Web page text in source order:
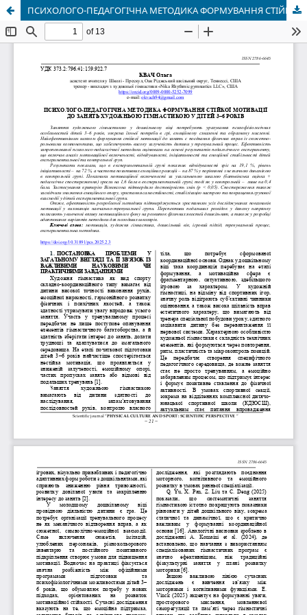
ПСИХОЛОГО-ПЕДАГОГІЧНА МЕТОДИКА ФОРМУВАННЯ СТІЙКОЇ МОТИВАЦІЇ ДО ЗАНЯТЬ ХУДОЖНЬОЮ ГІМНАСТИКОЮ У ДІТЕЙ 3–6 РОКІВ